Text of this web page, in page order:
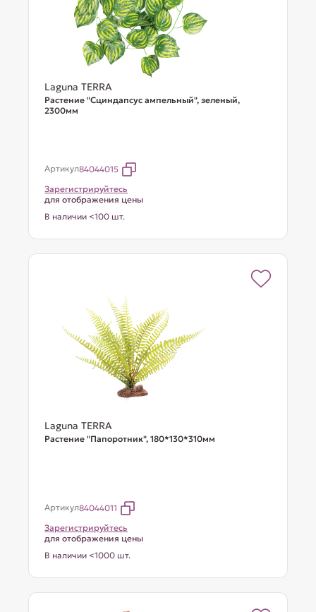
Laguna TERRA
Растение "Сциндапсус ампельный", зеленый,
2300мм
Артикул84044015
Зарегистрируйтесь
для отображения цены
В наличии <100 шт.
Laguna TERRA
Растение "Папоротник", 180*130*310мм
Артикул84044011
Зарегистрируйтесь
для отображения цены
В наличии <1000 шт.